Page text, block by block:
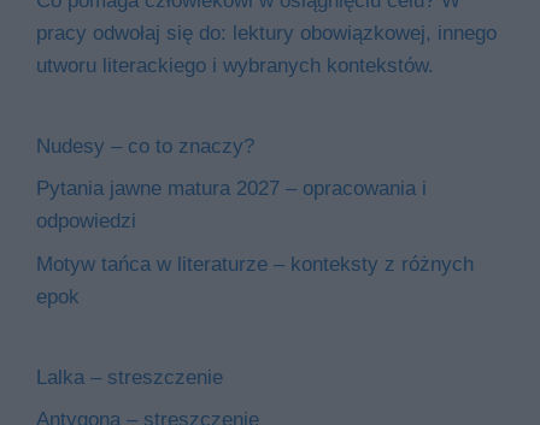
pracy odwołaj się do: lektury obowiązkowej, innego
utworu literackiego i wybranych kontekstów.
Nudesy – co to znaczy?
Pytania jawne matura 2027 – opracowania i
odpowiedzi
Motyw tańca w literaturze – konteksty z różnych
epok
Lalka – streszczenie
Antygona – streszczenie